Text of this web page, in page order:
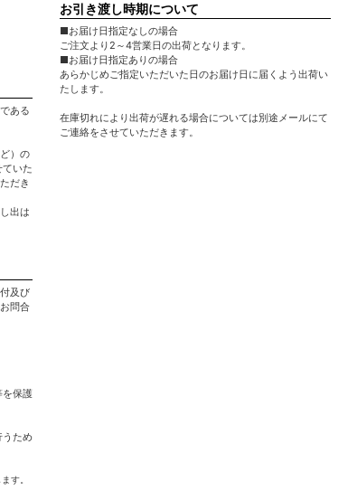
ある
）の
いた
だき
出は
及び
問合
保護
ため
す。
お引き渡し時期について
■お届け日指定なしの場合
ご注文より2～4営業日の出荷となります。
■お届け日指定ありの場合
あらかじめご指定いただいた日のお届け日に届くよう出荷い
たします。
在庫切れにより出荷が遅れる場合については別途メールにて
ご連絡をさせていただきます。